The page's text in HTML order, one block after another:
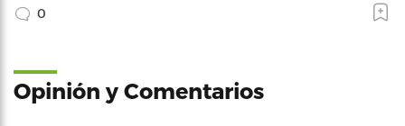
0
Opinión y Comentarios